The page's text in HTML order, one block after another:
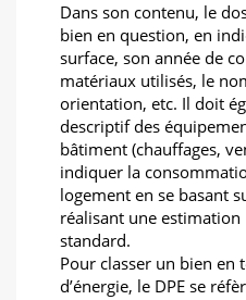
Dans son contenu, le
bien en question, en
surface, son année de
matériaux utilisés, le
orientation, etc. Il doit
descriptif des
bâtiment (chauffages,
indiquer la
logement en se basant
réalisant une
standard.
Pour classer un bien en
d’énergie, le DPE se